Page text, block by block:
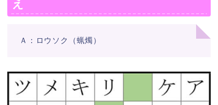
え
Ａ：ロウソク（蝋燭）